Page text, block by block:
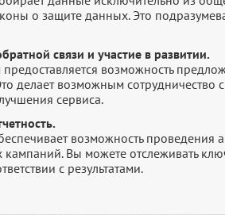
о защите данных. Это
связи и участие в развитии.
возможность
делает возможным сотрудничество
сервиса.
возможность проведения
кампаний. Вы можете отслеживать
с результатами.